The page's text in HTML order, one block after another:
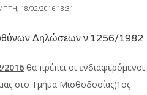
18/02/2016 13:31
Δηλώσεων ν.1256/1982
2016 θα πρέπει οι ενδιαφερόμενοι
στο Τμήμα Μισθοδοσίας(1ος